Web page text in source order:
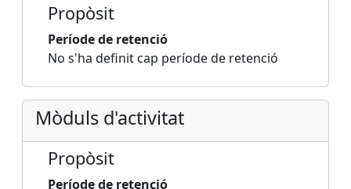
Propòsit
Període de retenció
No s'ha definit cap període de retenció
Mòduls d'activitat
Propòsit
Període de retenció